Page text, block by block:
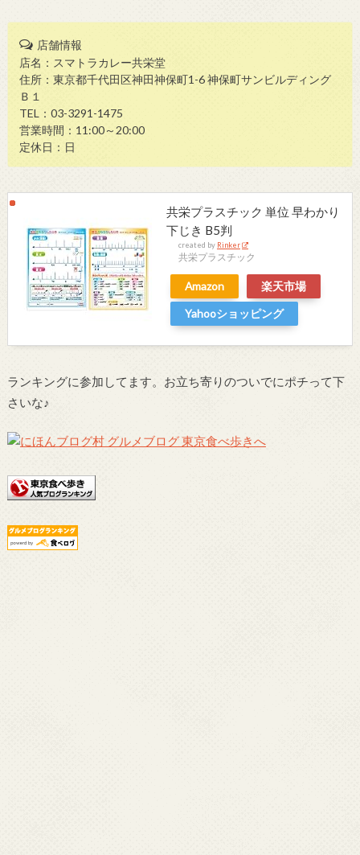
店舗情報
店名：スマトラカレー共栄堂
住所：東京都千代田区神田神保町1-6 神保町サンビルディング
Ｂ１
TEL：03-3291-1475
営業時間：11:00～20:00
定休日：日
共栄プラスチック 単位 早わかり
下じき B5判
created by Rinker
共栄プラスチック
Amazon
楽天市場
Yahooショッピング
ランキングに参加してます。お立ち寄りのついでにポチって下
さいな♪